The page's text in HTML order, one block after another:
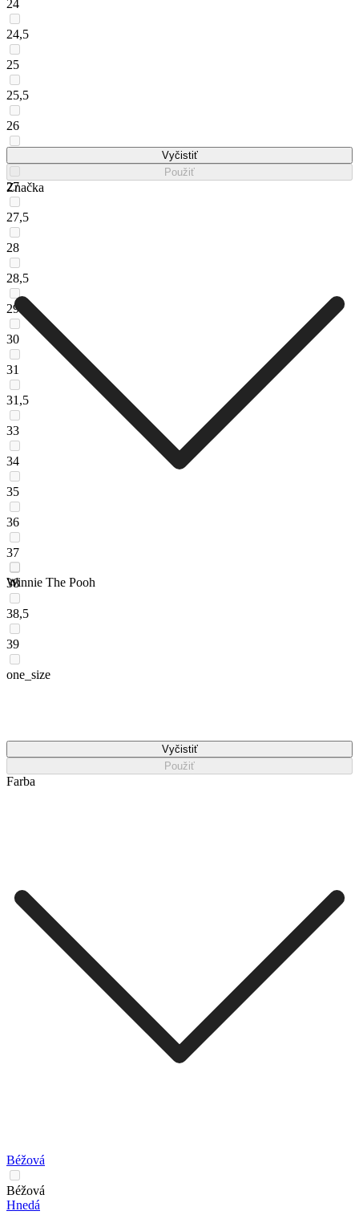
24
24,5
25
25,5
26
27
27,5
28
28,5
29
30
31
31,5
33
34
35
36
37
38
38,5
39
one_size
Vyčistiť
Použiť
Značka
Winnie The Pooh
Vyčistiť
Použiť
Farba
Béžová
Béžová
Hnedá